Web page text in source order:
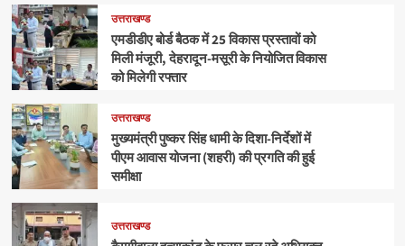
उत्तराखण्ड
एमडीडीए बोर्ड बैठक में 25 विकास प्रस्तावों को
मिली मंजूरी, देहरादून-मसूरी के नियोजित विकास
को मिलेगी रफ्तार
उत्तराखण्ड
मुख्यमंत्री पुष्कर सिंह धामी के दिशा-निर्देशों में
पीएम आवास योजना (शहरी) की प्रगति की हुई
समीक्षा
उत्तराखण्ड